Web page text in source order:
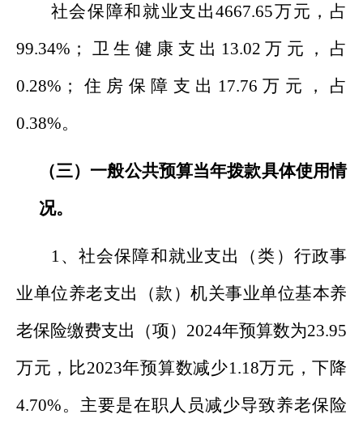
社会保障和就业支出4667.65万元，占
99.34% ； 卫生健康支出 13.02 万 元， 占
0.28% ；住房保障支出 17.76 万元，占
0.38%。
（三） 一般公共预算当年拨款具体使用情
况。
1、 社会保障和就业支出（类）行政事
业单位养老支出（款）机关事业单位基本养
老保险缴费支出（项） 2024年预算数为23.95
万元，比2023年预算数减少1.18万元，下降
4.70%。主要是在职人员减少导致养老保险